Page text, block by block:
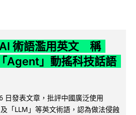
術語濫用英文 稱
Agent」動搖科技話語
日發表文章，批評中國廣泛使用
「LLM」等英文術語，認為做法侵蝕